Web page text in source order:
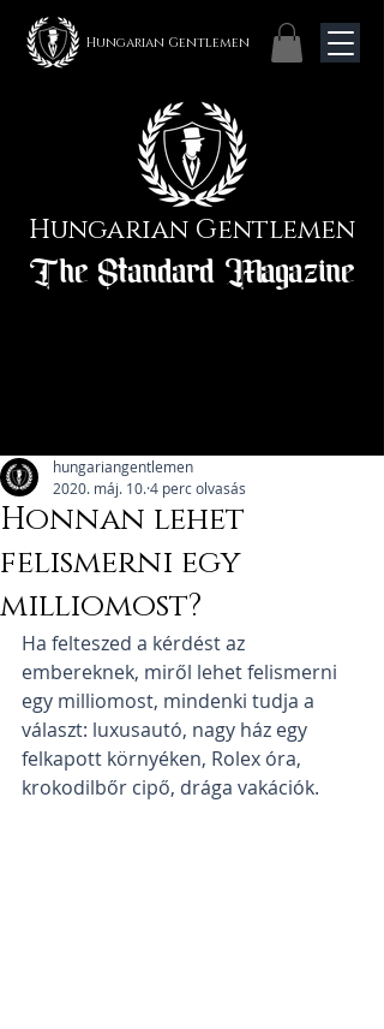
Hungarian Gentlemen
Hungarian Gentlemen
The Standard Magazine
Honnan lehet
felismerni egy
milliomost?
hungariangentlemen
2020. máj. 10.4 perc olvasás
Ha felteszed a kérdést az
embereknek, miről lehet felismerni
egy milliomost, mindenki tudja a
választ: luxusautó, nagy ház egy
felkapott környéken, Rolex óra,
krokodilbőr cipő, drága vakációk.